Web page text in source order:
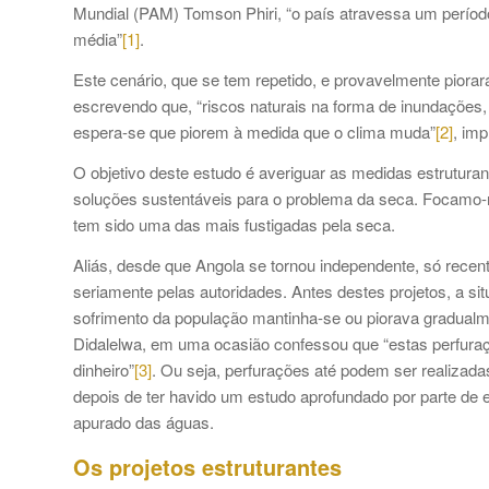
Mundial (PAM) Tomson Phiri, “o país atravessa um
média”[1].
Este cenário, que se tem repetido, e provavelmente
escrevendo que, “riscos naturais na forma de
espera-se que piorem à medida que o clima muda”[2],
O objetivo deste estudo é averiguar as medidas
soluções sustentáveis para o problema da seca.
tem sido uma das mais fustigadas pela seca.
Aliás, desde que Angola se tornou independente, só
seriamente pelas autoridades. Antes destes projetos, a
sofrimento da população mantinha-se ou piorava
Didalelwa, em uma ocasião confessou que “estas
dinheiro”[3]. Ou seja, perfurações até podem ser
depois de ter havido um estudo aprofundado por parte
apurado das águas.
Os projetos estruturantes